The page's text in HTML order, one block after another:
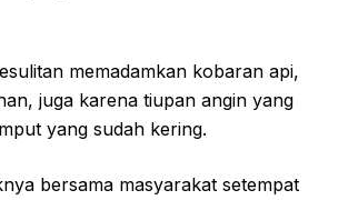
memadamkan kobaran api,
juga karena tiupan angin yang
yang sudah kering.
bersama masyarakat setempat